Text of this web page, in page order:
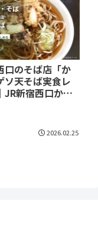
そば
口のそば店「か
ソ天そば実食レ
JR新宿西口から
2026.02.25